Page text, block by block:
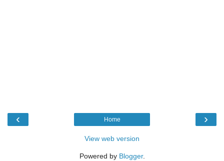
‹ ›
Home
View web version
Powered by Blogger.